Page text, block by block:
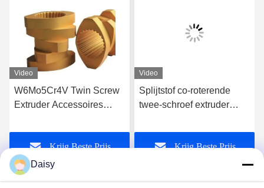
Video
W6Mo5Cr4V Twin Screw
Extruder Accessoires
Industrieel draad element
Krijg Beste Prijs
Video
Splijtstof co-roterende
twee-schroef extruder
hoogwaardige extrusie
Krijg Beste Prijs
Daisy